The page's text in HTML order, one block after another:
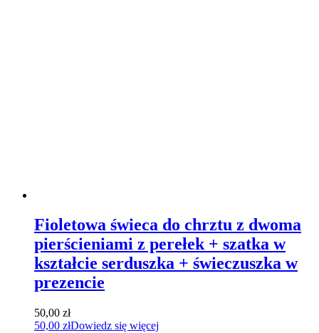
Fioletowa świeca do chrztu z dwoma
pierścieniami z perełek + szatka w
kształcie serduszka + świeczuszka w
prezencie
50,00 zł
50,00 złDowiedz się więcej